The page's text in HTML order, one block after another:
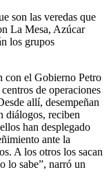
son las veredas que
La Mesa, Azúcar
los grupos
con el Gobierno Petro
de operaciones
allí, desempeñan
diálogos, reciben
han desplegado
ante la
A los otros los sacan
lo sabe”, narró un